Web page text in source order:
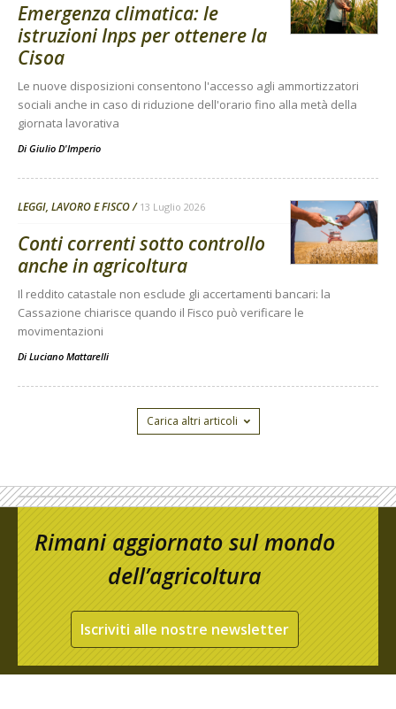
Emergenza climatica: le
istruzioni Inps per ottenere la
Cisoa
Le nuove disposizioni consentono l'accesso agli ammortizzatori
sociali anche in caso di riduzione dell'orario fino alla metà della
giornata lavorativa
Di Giulio D'Imperio
LEGGI, LAVORO E FISCO 13 Luglio 2026
Conti correnti sotto controllo
anche in agricoltura
Il reddito catastale non esclude gli accertamenti bancari: la
Cassazione chiarisce quando il Fisco può verificare le
movimentazioni
Di Luciano Mattarelli
Carica altri articoli
Rimani aggiornato sul mondo
dell’agricoltura
Iscriviti alle nostre newsletter